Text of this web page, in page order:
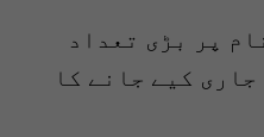
پر بڑی تعداد
کیے جانے کا